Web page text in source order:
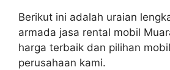
Berikut ini adalah uraian
armada jasa rental mobil
harga terbaik dan pilihan
perusahaan kami.